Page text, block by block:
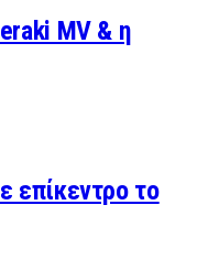
MV & η
επίκεντρο το